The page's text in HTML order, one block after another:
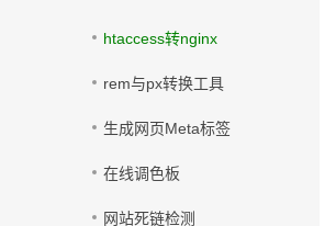
htaccess转nginx
rem与px转换工具
生成网页Meta标签
在线调色板
网站死链检测